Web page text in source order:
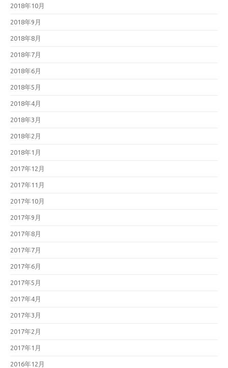
2018年10月
2018年9月
2018年8月
2018年7月
2018年6月
2018年5月
2018年4月
2018年3月
2018年2月
2018年1月
2017年12月
2017年11月
2017年10月
2017年9月
2017年8月
2017年7月
2017年6月
2017年5月
2017年4月
2017年3月
2017年2月
2017年1月
2016年12月